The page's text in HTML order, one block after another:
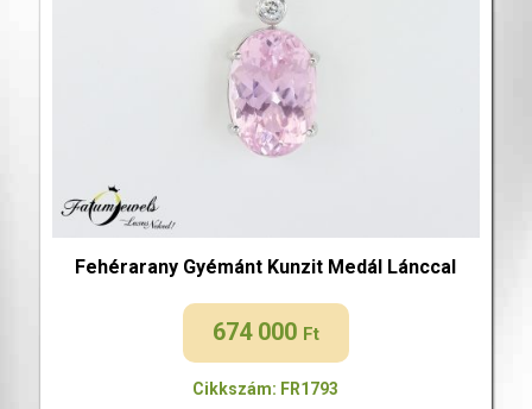
Fehérarany Gyémánt Kunzit Medál Lánccal
674 000 Ft
Cikkszám: FR1793